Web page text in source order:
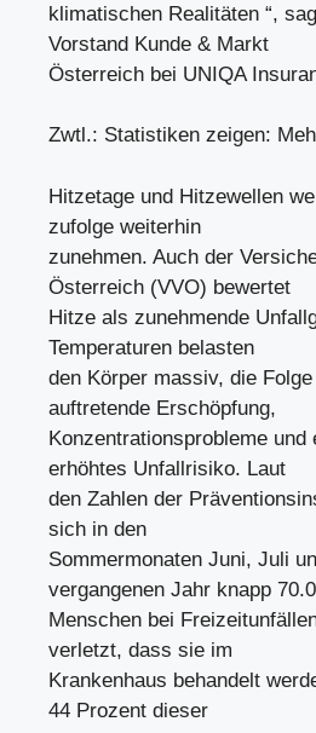
klimatischen Realitäten “,
Vorstand Kunde & Markt
Österreich bei UNIQA
Zwtl.: Statistiken zeigen:
Hitzetage und Hitzewellen
zufolge weiterhin
zunehmen. Auch der
Österreich (VVO) bewertet
Hitze als zunehmende
Temperaturen belasten
den Körper massiv, die
auftretende Erschöpfung,
Konzentrationsprobleme und
erhöhtes Unfallrisiko. Laut
den Zahlen der
sich in den
Sommermonaten Juni, Juli
vergangenen Jahr knapp
Menschen bei
verletzt, dass sie im
Krankenhaus behandelt
44 Prozent dieser